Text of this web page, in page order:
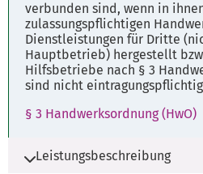
verbunden sind, wenn in
zulassungspflichtigen
Dienstleistungen für Dritte
Hauptbetrieb) hergestellt
Hilfsbetriebe nach § 3
sind nicht
§ 3 Handwerksordnung (HwO)
Leistungsbeschreibung